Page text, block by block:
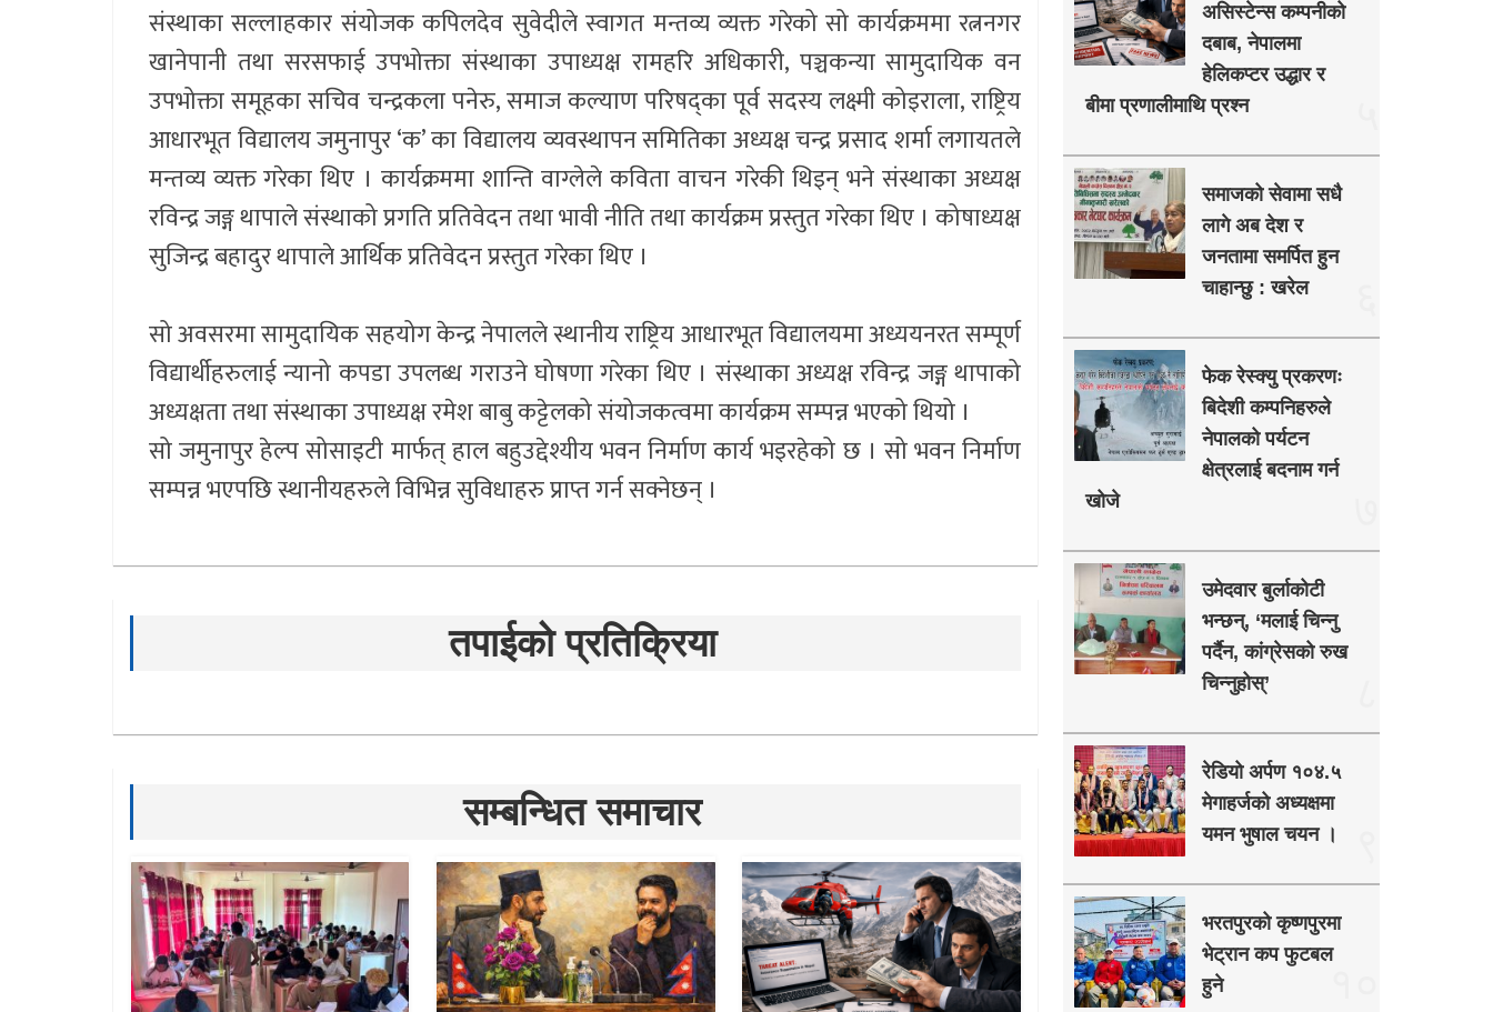
संस्थाका सल्लाहकार संयोजक कपिलदेव सुवेदीले स्वागत मन्तव्य व्यक्त गरेको सो कार्यक्रममा रत्ननगर
खानेपानी तथा सरसफाई उपभोक्ता संस्थाका उपाध्यक्ष रामहरि अधिकारी, पञ्चकन्या सामुदायिक वन
उपभोक्ता समूहका सचिव चन्द्रकला पनेरु, समाज कल्याण परिषद्का पूर्व सदस्य लक्ष्मी कोइराला, राष्ट्रिय
आधारभूत विद्यालय जमुनापुर ‘क’ का विद्यालय व्यवस्थापन समितिका अध्यक्ष चन्द्र प्रसाद शर्मा लगायतले
मन्तव्य व्यक्त गरेका थिए । कार्यक्रममा शान्ति वाग्लेले कविता वाचन गरेकी थिइन् भने संस्थाका अध्यक्ष
रविन्द्र जङ्ग थापाले संस्थाको प्रगति प्रतिवेदन तथा भावी नीति तथा कार्यक्रम प्रस्तुत गरेका थिए । कोषाध्यक्ष
सुजिन्द्र बहादुर थापाले आर्थिक प्रतिवेदन प्रस्तुत गरेका थिए ।
सो अवसरमा सामुदायिक सहयोग केन्द्र नेपालले स्थानीय राष्ट्रिय आधारभूत विद्यालयमा अध्ययनरत सम्पूर्ण
विद्यार्थीहरुलाई न्यानो कपडा उपलब्ध गराउने घोषणा गरेका थिए । संस्थाका अध्यक्ष रविन्द्र जङ्ग थापाको
अध्यक्षता तथा संस्थाका उपाध्यक्ष रमेश बाबु कट्टेलको संयोजकत्वमा कार्यक्रम सम्पन्न भएको थियो ।
सो जमुनापुर हेल्प सोसाइटी मार्फत् हाल बहुउद्देश्यीय भवन निर्माण कार्य भइरहेको छ । सो भवन निर्माण
सम्पन्न भएपछि स्थानीयहरुले विभिन्न सुविधाहरु प्राप्त गर्न सक्नेछन् ।
तपाईको प्रतिक्रिया
सम्बन्धित समाचार
असिस्टेन्स कम्पनीको
दबाब, नेपालमा
हेलिकप्टर उद्धार र
बीमा प्रणालीमाथि प्रश्न
समाजको सेवामा सधै
लागे अब देश र
जनतामा समर्पित हुन
चाहान्छु : खरेल
फेक रेस्क्यु प्रकरणः
बिदेशी कम्पनिहरुले
नेपालको पर्यटन
क्षेत्रलाई बदनाम गर्न
खोजे
उमेदवार बुर्लाकोटी
भन्छन्, ‘मलाई चिन्नु
पर्दैन, कांग्रेसको रुख
चिन्नुहोस्’
रेडियो अर्पण १०४.५
मेगाहर्जको अध्यक्षमा
यमन भुषाल चयन ।
भरतपुरको कृष्णपुरमा
भेट्रान कप फुटबल
हुने